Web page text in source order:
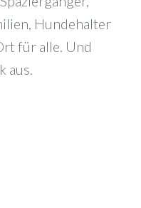
Hundehalter
für alle. Und
aus.